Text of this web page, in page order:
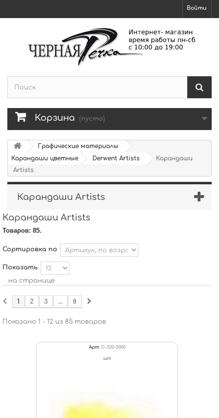
Войти
Корзина (пусто)
Графические материалы
Карандаши цветные
Derwent Artists
Карандаши
Artists
Карандаши Artists
Карандаши Artists
Товаров: 85.
Сортировка по
Показать
на странице
1 2 3 ... 8
Показано 1 - 12 из 85 товаров
Арт: D-320-0000
шт